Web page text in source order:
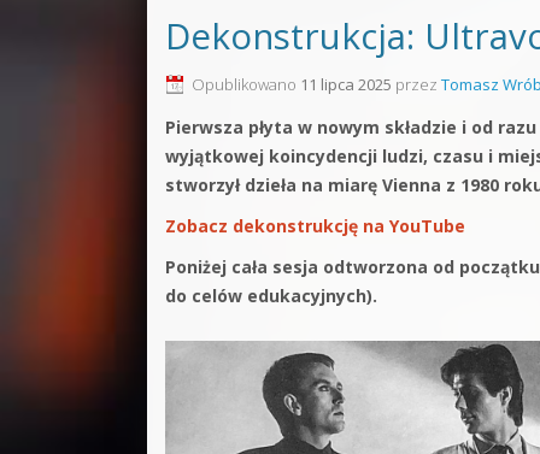
Kontakt
Pakiety
Dekonstrukcja:
Opublikowano 11 lipca 2025 przez Tomasz
Pierwsza płyta w nowym składzie i od
wyjątkowej koincydencji ludzi, czasu i
stworzył dzieła na miarę Vienna z 1980
Zobacz dekonstrukcję na YouTube
Poniżej cała sesja odtworzona od
do celów edukacyjnych).